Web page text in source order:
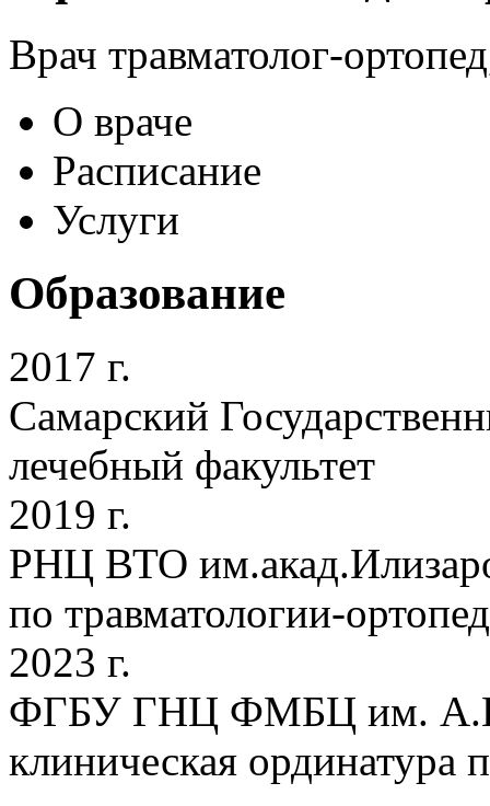
Врач травматолог-
О враче
Расписание
Услуги
Образование
2017 г.
Самарский
лечебный факультет
2019 г.
РНЦ ВТО
по травматологии-
2023 г.
ФГБУ ГНЦ ФМБЦ им.
клиническая ординатура